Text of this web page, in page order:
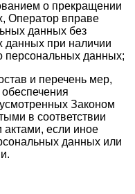
о прекращении
Оператор вправе
данных без
данных при наличии
персональных данных;
и перечень мер,
Законом
в соответствии
если иное
данных или